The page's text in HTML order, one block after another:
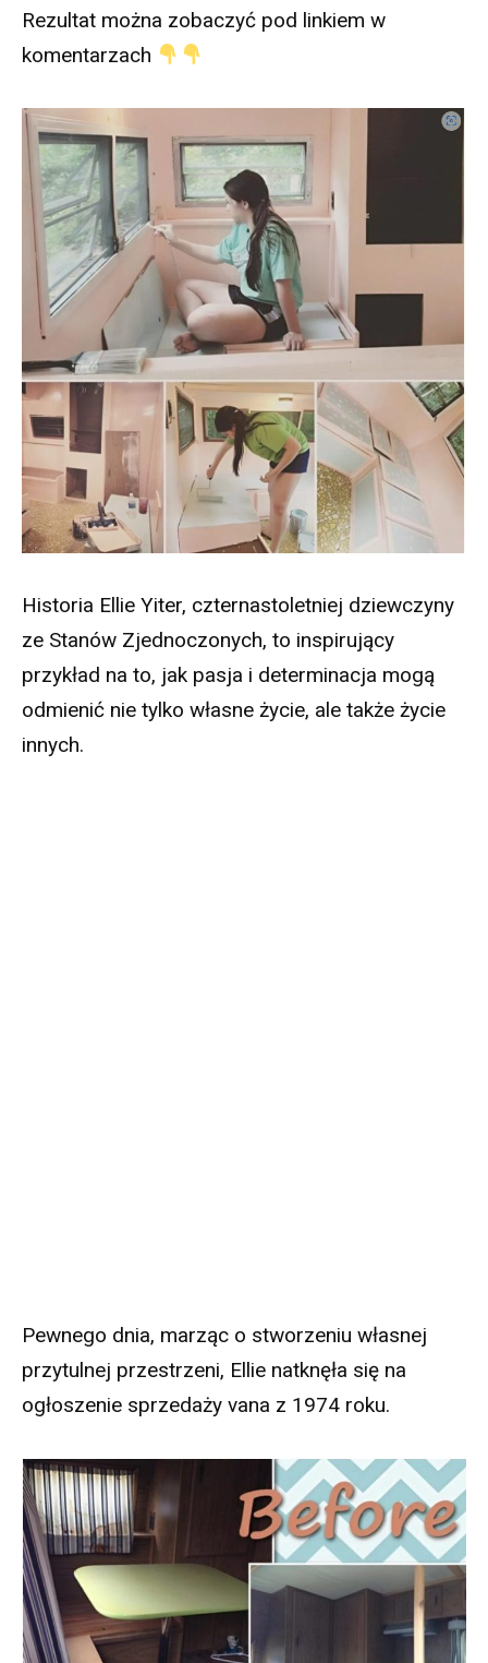
Rezultat można zobaczyć pod linkiem w
komentarzach
Historia Ellie Yiter, czternastoletniej dziewczyny
ze Stanów Zjednoczonych, to inspirujący
przykład na to, jak pasja i determinacja mogą
odmienić nie tylko własne życie, ale także życie
innych.
Pewnego dnia, marząc o stworzeniu własnej
przytulnej przestrzeni, Ellie natknęła się na
ogłoszenie sprzedaży vana z 1974 roku.